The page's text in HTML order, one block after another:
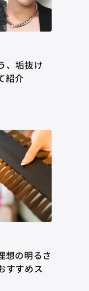
、垢抜け
紹介
想の明るさ
すすめス